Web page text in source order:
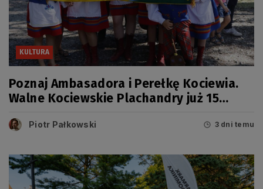
KULTURA
Poznaj Ambasadora i Perełkę Kociewia.
Walne Kociewskie Plachandry już 15
Piotr Pałkowski 3 dni temu